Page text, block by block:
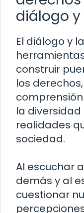
diálogo
El diálogo y
construir
los
la
realidades
sociedad.
Al escuchar
demás y al
cuestionar